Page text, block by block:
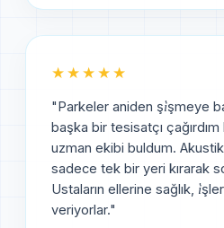
★★★★★
"Parkeler aniden şi̇şmeye
başka bir tesisatçı
uzman ekibi buldum.
sadece tek bir yeri kırarak
Ustaların ellerine sağlık,
veriyorlar."